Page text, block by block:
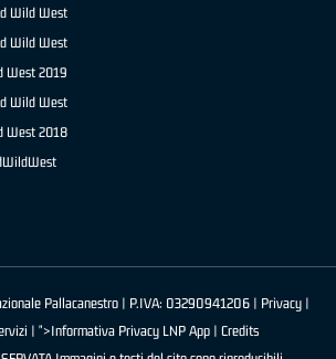
Wild West
Wild West
West 2019
Wild West
West 2018
Pallacanestro | P.IVA: 03290941206 | Privacy|
| ">Informativa Privacy LNP App | Credits